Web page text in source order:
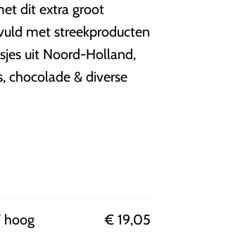
dit extra groot
met streekproducten
uit Noord-Holland,
chocolade & diverse
hoog € 19,05